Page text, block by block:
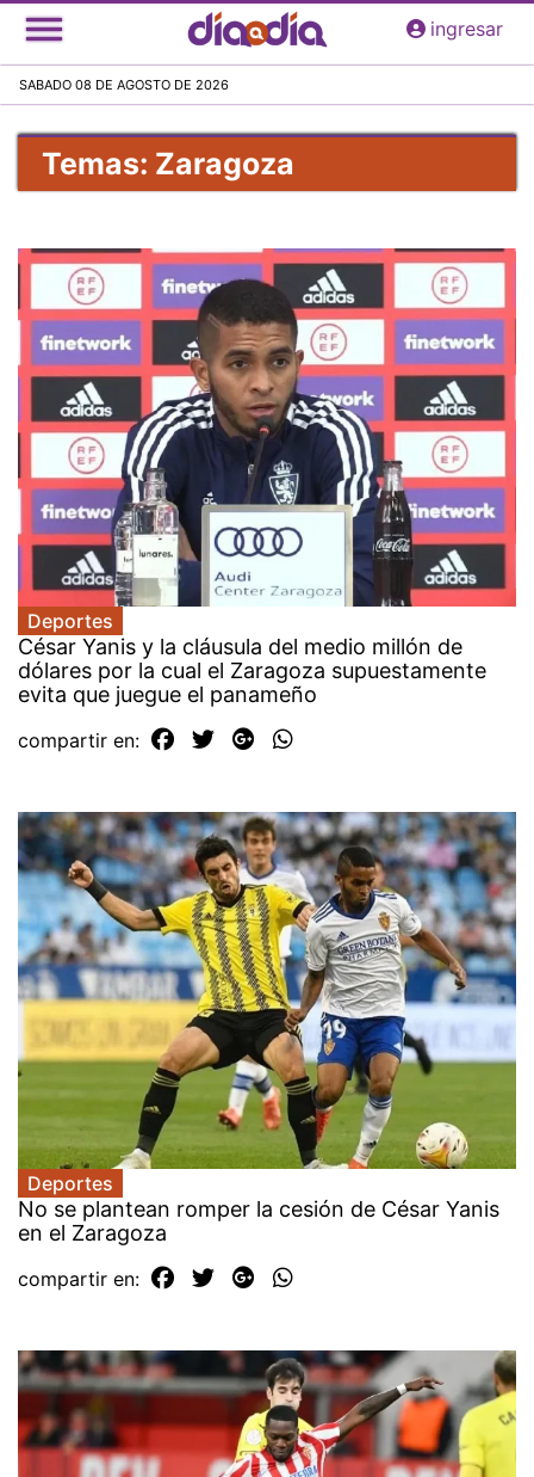
Pasar
al
principal
ingresar
SABADO 08 DE AGOSTO DE 2026
Temas: Zaragoza
Deportes
César Yanis y la cláusula del medio millón de
dólares por la cual el Zaragoza supuestamente
evita que juegue el panameño
compartir en:
Deportes
No se plantean romper la cesión de César Yanis
en el Zaragoza
compartir en: